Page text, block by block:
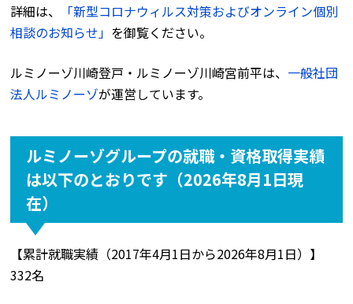
詳細は、
「新型コロナウィルス対策およびオンライン個別
相談のお知らせ」 を御覧ください。
ルミノーゾ川崎登戸・ルミノーゾ川崎宮前平は、 一般社団
法人ルミノーゾが運営しています。
ルミノーゾグループの就職・資格取得実績
は以下のとおりです（2026年8月1日現
在）
【累計就職実績（2017年4月1日から2026年8月1日）】
332名